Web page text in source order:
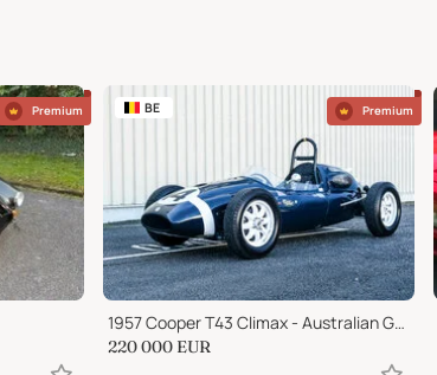
Premium BE Premium
1957 Cooper T43 Climax - Australian Gold Star Winner
220 000 EUR